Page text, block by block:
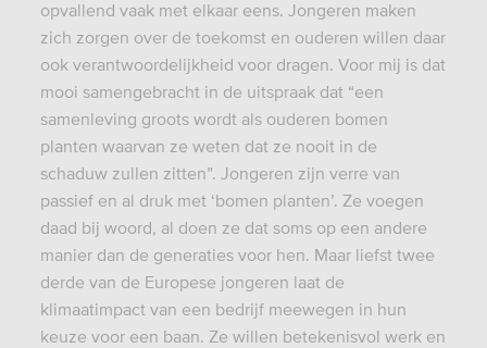
opvallend vaak met elkaar eens. Jongeren maken
zich zorgen over de toekomst en ouderen willen daar
ook verantwoordelijkheid voor dragen. Voor mij is dat
mooi samengebracht in de uitspraak dat “een
samenleving groots wordt als ouderen bomen
planten waarvan ze weten dat ze nooit in de
schaduw zullen zitten”. Jongeren zijn verre van
passief en al druk met ‘bomen planten’. Ze voegen
daad bij woord, al doen ze dat soms op een andere
manier dan de generaties voor hen. Maar liefst twee
derde van de Europese jongeren laat de
klimaatimpact van een bedrijf meewegen in hun
keuze voor een baan. Ze willen betekenisvol werk en